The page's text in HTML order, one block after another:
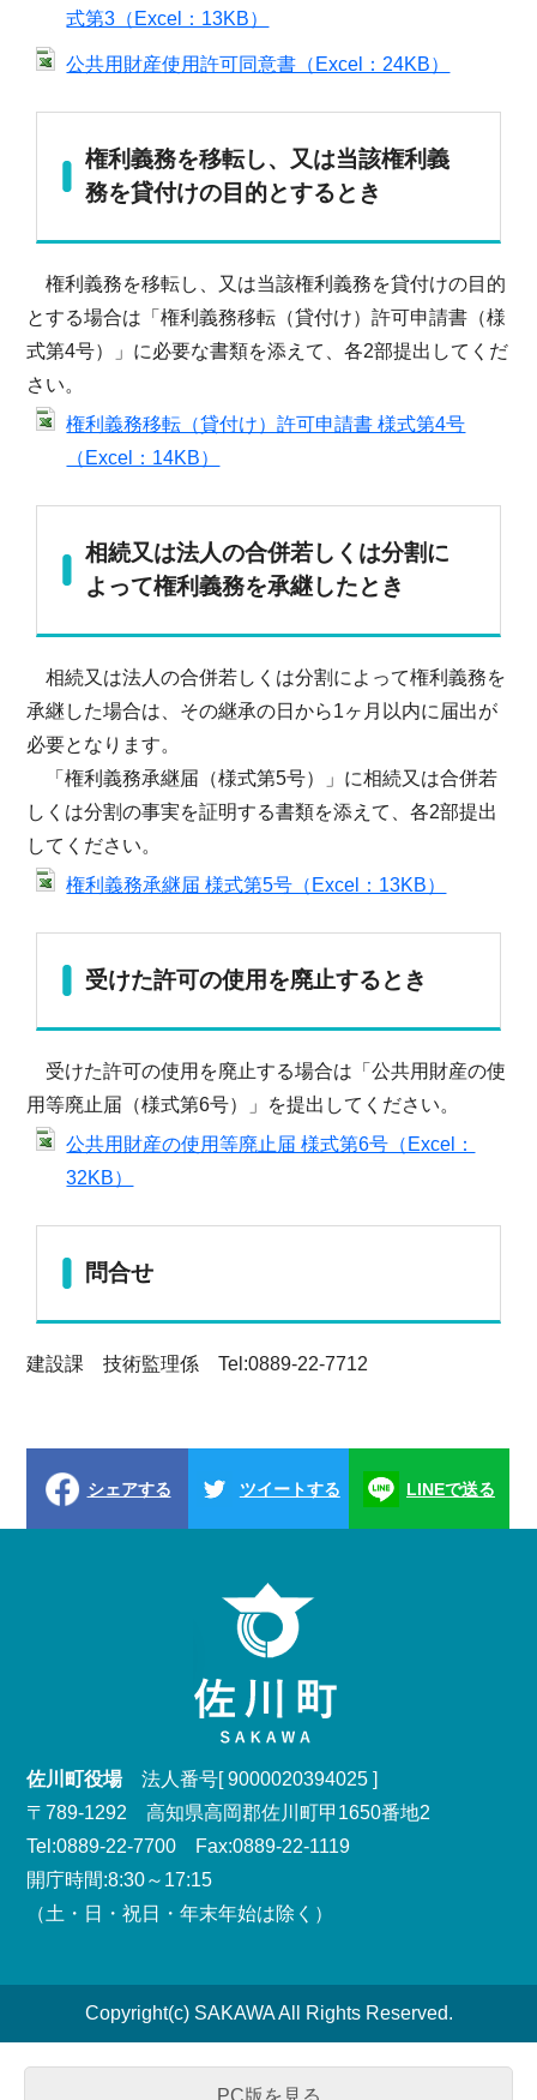
式第3（Excel：13KB）
公共用財産使用許可同意書（Excel：24KB）
権利義務を移転し、又は当該権利義
務を貸付けの目的とするとき
権利義務を移転し、又は当該権利義務を貸付けの目的
とする場合は「権利義務移転（貸付け）許可申請書（様
式第4号）」に必要な書類を添えて、各2部提出してくだ
さい。
権利義務移転（貸付け）許可申請書 様式第4号
（Excel：14KB）
相続又は法人の合併若しくは分割に
よって権利義務を承継したとき
相続又は法人の合併若しくは分割によって権利義務を
承継した場合は、その継承の日から1ヶ月以内に届出が
必要となります。
「権利義務承継届（様式第5号）」に相続又は合併若
しくは分割の事実を証明する書類を添えて、各2部提出
してください。
権利義務承継届 様式第5号（Excel：13KB）
受けた許可の使用を廃止するとき
受けた許可の使用を廃止する場合は「公共用財産の使
用等廃止届（様式第6号）」を提出してください。
公共用財産の使用等廃止届 様式第6号（Excel：
32KB）
問合せ
建設課 技術監理係 Tel:0889-22-7712
シェアする ツイートする LINEで送る
佐川町役場法人番号[ 9000020394025 ]
〒789-1292 高知県高岡郡佐川町甲1650番地2
Tel:0889-22-7700 Fax:0889-22-1119
開庁時間:8:30～17:15
（土・日・祝日・年末年始は除く）
Copyright(c) SAKAWA All Rights Reserved.
PC版を見る